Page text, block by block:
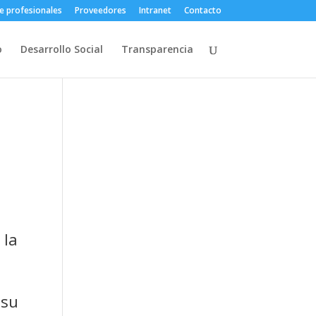
profesionales Proveedores Intranet Contacto
Desarrollo Social Transparencia